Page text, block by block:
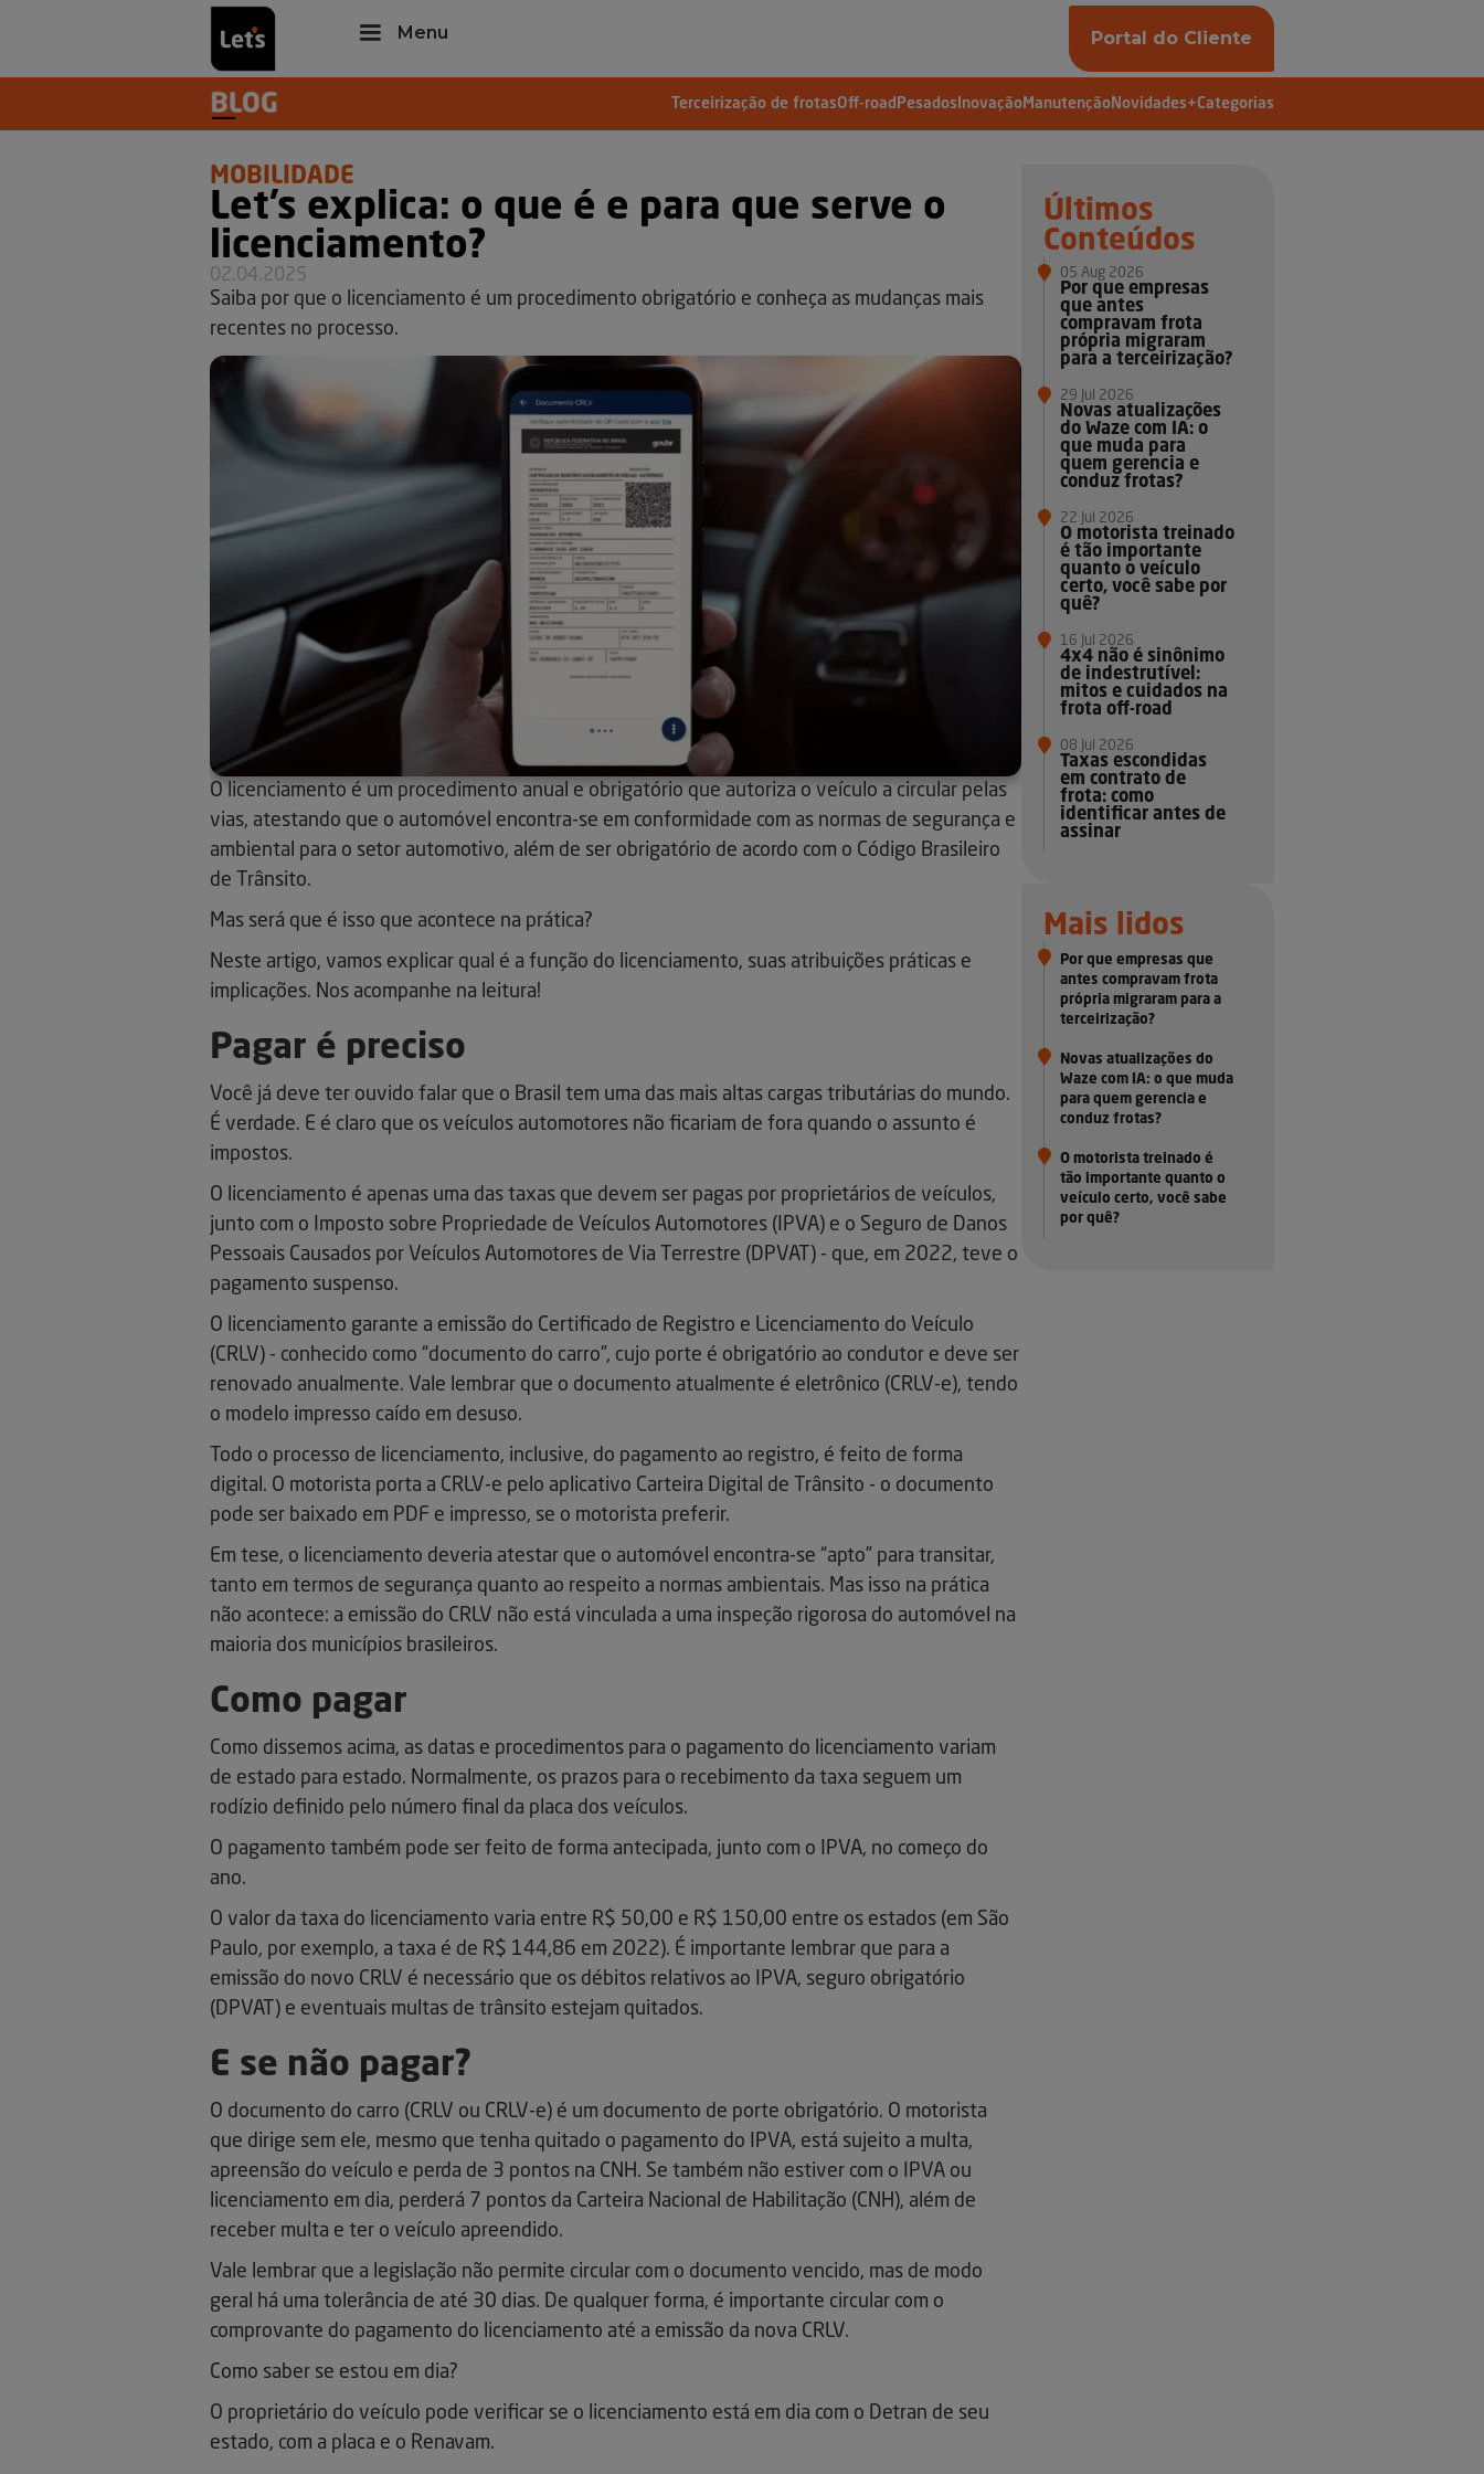
Menu Portal do Cliente
Terceirização de frotasOff-road Pesados Inovação ManutençãoNovidades+Categorias
MOBILIDADE
Let’s explica: o que é e para que serve o
licenciamento?
02.04.2025
Saiba por que o licenciamento é um procedimento obrigatório e conheça as mudanças mais
recentes no processo.
O licenciamento é um procedimento anual e obrigatório que autoriza o veículo a circular pelas
vias, atestando que o automóvel encontra-se em conformidade com as normas de segurança e
ambiental para o setor automotivo, além de ser obrigatório de acordo com o Código Brasileiro
de Trânsito.
Mas será que é isso que acontece na prática?
Neste artigo, vamos explicar qual é a função do licenciamento, suas atribuições práticas e
implicações. Nos acompanhe na leitura!
Pagar é preciso
Você já deve ter ouvido falar que o Brasil tem uma das mais altas cargas tributárias do mundo.
É verdade. E é claro que os veículos automotores não ficariam de fora quando o assunto é
impostos.
O licenciamento é apenas uma das taxas que devem ser pagas por proprietários de veículos,
junto com o Imposto sobre Propriedade de Veículos Automotores (IPVA) e o Seguro de Danos
Pessoais Causados por Veículos Automotores de Via Terrestre (DPVAT) - que, em 2022, teve o
pagamento suspenso.
O licenciamento garante a emissão do Certificado de Registro e Licenciamento do Veículo
(CRLV) - conhecido como “documento do carro”, cujo porte é obrigatório ao condutor e deve ser
renovado anualmente. Vale lembrar que o documento atualmente é eletrônico (CRLV-e), tendo
o modelo impresso caído em desuso.
Todo o processo de licenciamento, inclusive, do pagamento ao registro, é feito de forma
digital. O motorista porta a CRLV-e pelo aplicativo Carteira Digital de Trânsito - o documento
pode ser baixado em PDF e impresso, se o motorista preferir.
Em tese, o licenciamento deveria atestar que o automóvel encontra-se “apto” para transitar,
tanto em termos de segurança quanto ao respeito a normas ambientais. Mas isso na prática
não acontece: a emissão do CRLV não está vinculada a uma inspeção rigorosa do automóvel na
maioria dos municípios brasileiros.
Como pagar
Como dissemos acima, as datas e procedimentos para o pagamento do licenciamento variam
de estado para estado. Normalmente, os prazos para o recebimento da taxa seguem um
rodízio definido pelo número final da placa dos veículos.
O pagamento também pode ser feito de forma antecipada, junto com o IPVA, no começo do
ano.
O valor da taxa do licenciamento varia entre R$ 50,00 e R$ 150,00 entre os estados (em São
Paulo, por exemplo, a taxa é de R$ 144,86 em 2022). É importante lembrar que para a
emissão do novo CRLV é necessário que os débitos relativos ao IPVA, seguro obrigatório
(DPVAT) e eventuais multas de trânsito estejam quitados.
E se não pagar?
O documento do carro (CRLV ou CRLV-e) é um documento de porte obrigatório. O motorista
que dirige sem ele, mesmo que tenha quitado o pagamento do IPVA, está sujeito a multa,
apreensão do veículo e perda de 3 pontos na CNH. Se também não estiver com o IPVA ou
licenciamento em dia, perderá 7 pontos da Carteira Nacional de Habilitação (CNH), além de
receber multa e ter o veículo apreendido.
Vale lembrar que a legislação não permite circular com o documento vencido, mas de modo
geral há uma tolerância de até 30 dias. De qualquer forma, é importante circular com o
comprovante do pagamento do licenciamento até a emissão da nova CRLV.
Como saber se estou em dia?
O proprietário do veículo pode verificar se o licenciamento está em dia com o Detran de seu
estado, com a placa e o Renavam.
Últimos
Conteúdos
05 Aug 2026
Por que empresas
que antes
compravam frota
própria migraram
para a terceirização?
29 Jul 2026
Novas atualizações
do Waze com IA: o
que muda para
quem gerencia e
conduz frotas?
22 Jul 2026
O motorista treinado
é tão importante
quanto o veículo
certo, você sabe por
quê?
16 Jul 2026
4x4 não é sinônimo
de indestrutível:
mitos e cuidados na
frota off-road
08 Jul 2026
Taxas escondidas
em contrato de
frota: como
identificar antes de
assinar
Mais lidos
Por que empresas que
antes compravam frota
própria migraram para a
terceirização?
Novas atualizações do
Waze com IA: o que muda
para quem gerencia e
conduz frotas?
O motorista treinado é
tão importante quanto o
veículo certo, você sabe
por quê?